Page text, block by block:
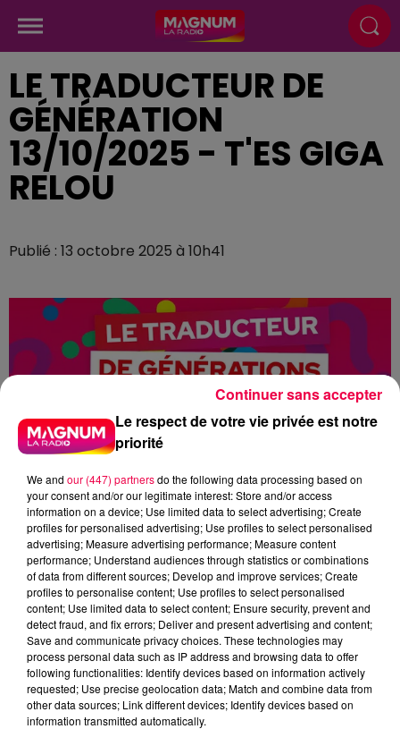
LE TRADUCTEUR DE
GÉNÉRATION
13/10/2025 - T'ES GIGA
RELOU
Publié : 13 octobre 2025 à 10h41
podcasts/2025/10/Traducteur-2.mp3
Le respect de votre vie privée est notre
priorité
We and our (447) partnersdo the following data processing based on
your consent and/or our legitimate interest: Store and/or access
information on a device; Use limited data to select advertising; Create
profiles for personalised advertising; Use profiles to select personalised
advertising; Measure advertising performance; Measure content
performance; Understand audiences through statistics or combinations
of data from different sources; Develop and improve services; Create
profiles to personalise content; Use profiles to select personalised
content; Use limited data to select content; Ensure security, prevent and
detect fraud, and fix errors; Deliver and present advertising and content;
Save and communicate privacy choices. These technologies may
process personal data such as IP address and browsing data to offer
following functionalities: Identify devices based on information actively
requested; Use precise geolocation data; Match and combine data from
other data sources; Link different devices; Identify devices based on
information transmitted automatically.
Continuer sans accepter